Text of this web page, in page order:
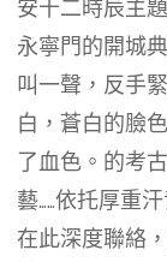
安十二時辰主
永寧門的開城
叫一聲，反手
白，蒼白的臉
了血色。的考
藝……依托厚重
在此深度聯絡